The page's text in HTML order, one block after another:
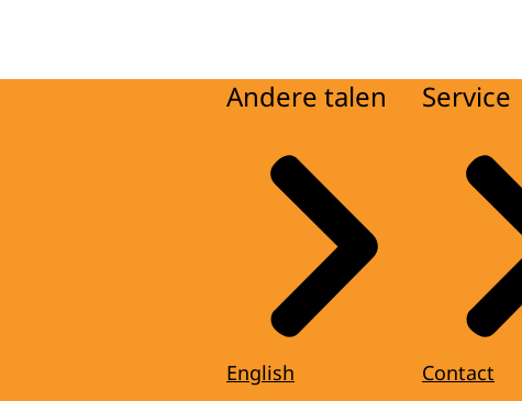
Andere talen
English
Service
Contact